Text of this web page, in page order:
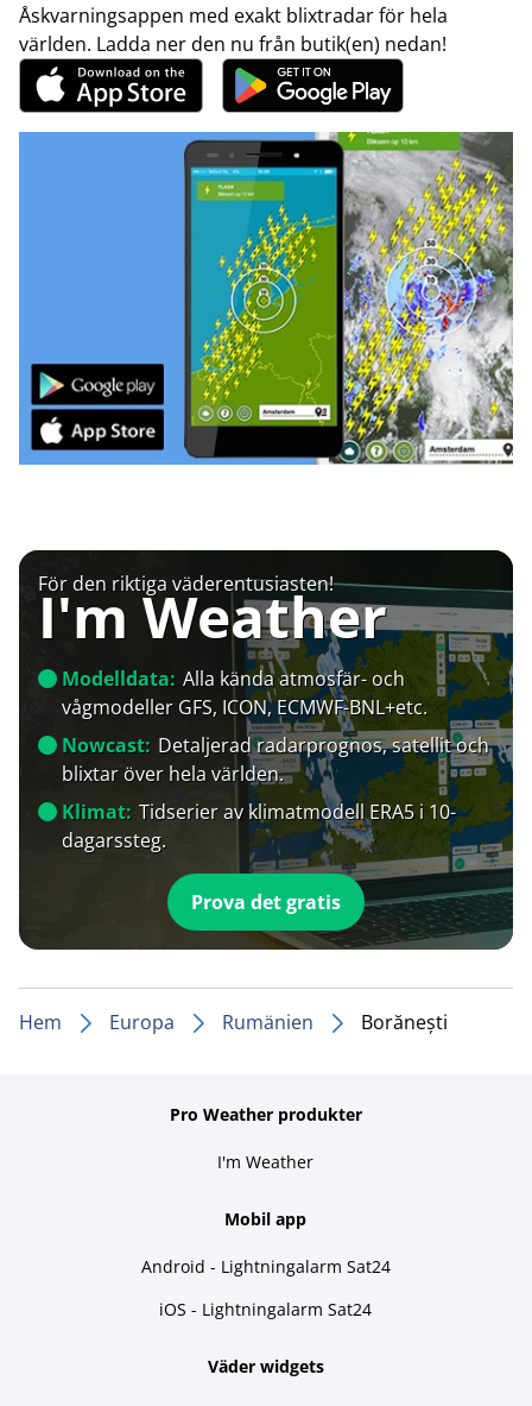
Åskvarningsappen med exakt blixtradar för hela
världen. Ladda ner den nu från butik(en) nedan!
För den riktiga väderentusiasten!
I'm Weather
Modelldata: Alla kända atmosfär- och
vågmodeller GFS, ICON, ECMWF-BNL+etc.
Nowcast: Detaljerad radarprognos, satellit och
blixtar över hela världen.
Klimat: Tidserier av klimatmodell ERA5 i 10-
dagarssteg.
Prova det gratis
Hem Europa Rumänien Borănești
Pro Weather produkter
I'm Weather
Mobil app
Android - Lightningalarm Sat24
iOS - Lightningalarm Sat24
Väder widgets